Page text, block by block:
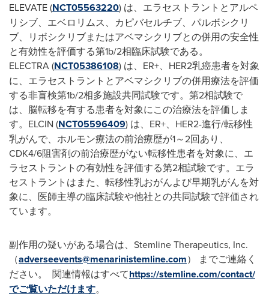
ELEVATE (NCT05563220) は、エラセストラントとアルペ
リシブ、エベロリムス、カピバセルチブ、パルボシクリ
ブ、リボシクリブまたはアベマシクリブとの併用の安全性
と有効性を評価する第1b/2相臨床試験である。
ELECTRA (NCT05386108) は、ER+、HER2乳癌患者を対象
に、エラセストラントとアベマシクリブの併用療法を評価
する非盲検第1b/2相多施設共同試験です。第2相試験で
は、脳転移を有する患者を対象にこの治療法を評価しま
す。ELCIN (NCT05596409) は、ER+、HER2-進行/転移性
乳がんで、ホルモン療法の前治療歴が1～2回あり、
CDK4/6阻害剤の前治療歴がない転移性患者を対象に、エ
ラセストラントの有効性を評価する第2相試験です。エラ
セストラントはまた、転移性乳おがんよび早期乳がんを対
象に、医師主導の臨床試験や他社との共同試験で評価され
ています。
副作用の疑いがある場合は、Stemline Therapeutics, Inc.
（adverseevents@menarinistemline.com） までご連絡く
ださい。 関連情報はすべてhttps://stemline.com/contact/
でご覧いただけます。